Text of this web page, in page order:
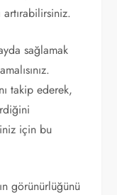
artırabilirsiniz.
sağlamak
takip ederek,
için bu
görünürlüğünü